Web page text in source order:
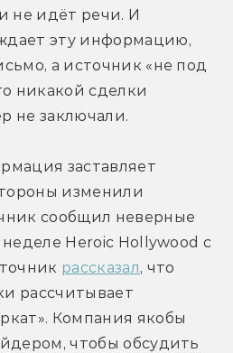
не идёт речи. И
эту информацию,
а источник «не под
никакой сделки
не заключали.
заставляет
изменили
сообщил неверные
Heroic Hollywood с
рассказал, что
рассчитывает
Компания якобы
чтобы обсудить